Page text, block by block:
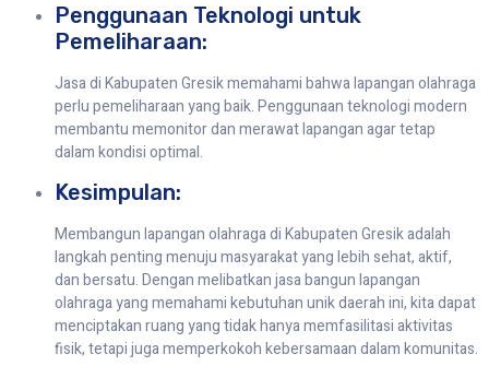
Penggunaan Teknologi untuk
Pemeliharaan:
Jasa di Kabupaten Gresik memahami bahwa lapangan olahraga
perlu pemeliharaan yang baik. Penggunaan teknologi modern
membantu memonitor dan merawat lapangan agar tetap
dalam kondisi optimal.
Kesimpulan:
Membangun lapangan olahraga di Kabupaten Gresik adalah
langkah penting menuju masyarakat yang lebih sehat, aktif,
dan bersatu. Dengan melibatkan jasa bangun lapangan
olahraga yang memahami kebutuhan unik daerah ini, kita dapat
menciptakan ruang yang tidak hanya memfasilitasi aktivitas
fisik, tetapi juga memperkokoh kebersamaan dalam komunitas.